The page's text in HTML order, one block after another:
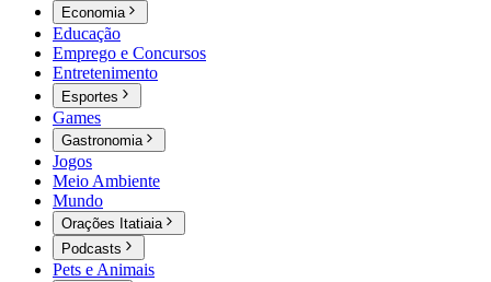
Economia
Educação
Emprego e Concursos
Entretenimento
Esportes
Games
Gastronomia
Jogos
Meio Ambiente
Mundo
Orações Itatiaia
Podcasts
Pets e Animais